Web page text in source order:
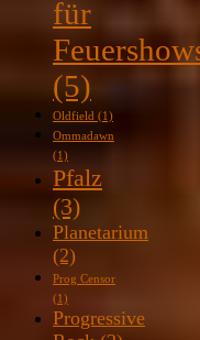
für
(5)
Oldfield (1)
Ommadawn
(1)
Pfalz
(3)
Planetarium
(2)
Prog Censor
(1)
Progressive